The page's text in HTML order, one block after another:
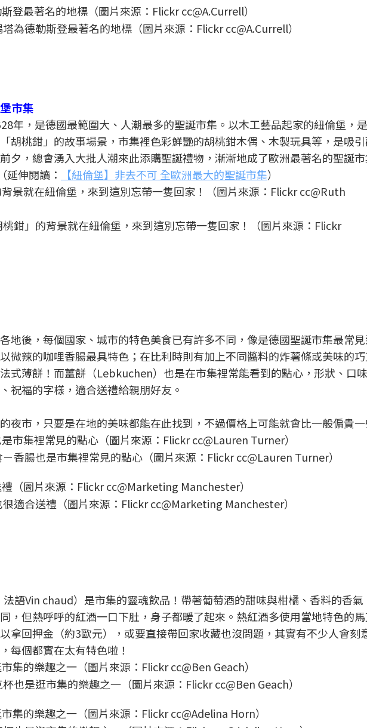
為德勒斯登最著名的地標（圖片來源：Flickr cc@A.Currell）
市集
年，是德國最範圍大、人潮最多的聖誕市集。以木工藝品起家的紐倫堡，
胡桃鉗」的故事場景，市集裡色彩鮮艷的胡桃鉗木偶、木製玩具等，是吸
夕，總會湧入大批人潮來此添購聖誕禮物，漸漸地成了歐洲最著名的聖誕市
延伸閱讀：
【紐倫堡】非去不可 全歐洲最大的聖誕市集）
鉗」的背景就在紐倫堡，來到這別忘帶一隻回家！（圖片來源：Flickr
地後，每個國家、城市的特色美食已有許多不同，像是德國聖誕市集最常
微辣的咖哩香腸最具特色；在比利時則有加上不同醬料的炸薯條或美味的
式薄餅！而薑餅（Lebkuchen）也是在市集裡常能看到的點心，形狀、口
祝福的字樣，適合送禮給親朋好友。
夜市，只要是在地的美味都能在此找到，不過價格上可能就會比一般偏貴一
香腸也是市集裡常見的點心（圖片來源：Flickr cc@Lauren Turner）
適合送禮（圖片來源：Flickr cc@Marketing Manchester）
語Vin chaud）是市集的靈魂飲品！帶著葡萄酒的甜味與柑橘、香料的香氣
，但熱呼呼的紅酒一口下肚，身子都暖了起來。熱紅酒多使用當地特色的
拿回押金（約3歐元），或要直接帶回家收藏也沒問題，其實有不少人會刻
每個都實在太有特色啦！
也是逛市集的樂趣之一（圖片來源：Flickr cc@Ben Geach）